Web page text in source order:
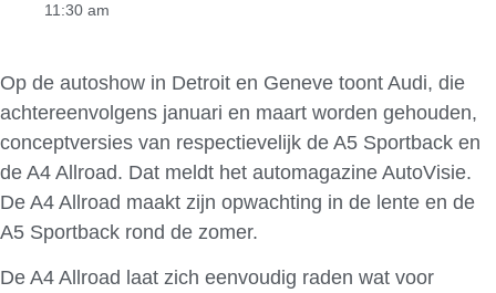
11:30 am
Op de autoshow in Detroit en Geneve toont Audi, die
achtereenvolgens januari en maart worden gehouden,
conceptversies van respectievelijk de A5 Sportback en
de A4 Allroad. Dat meldt het automagazine AutoVisie.
De A4 Allroad maakt zijn opwachting in de lente en de
A5 Sportback rond de zomer.
De A4 Allroad laat zich eenvoudig raden wat voor